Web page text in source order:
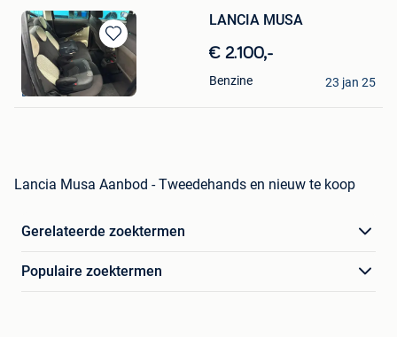
Bewaren
in
Mijn
Favorieten
LANCIA MUSA
€ 2.100,-
Benzine
mia
Brussel
23 jan 25
Lancia Musa Aanbod - Tweedehands en nieuw te koop
Gerelateerde zoektermen
Populaire zoektermen